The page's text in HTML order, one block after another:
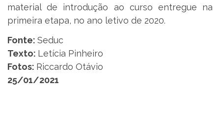
material de introdução ao curso entregue na
primeira etapa, no ano letivo de 2020.
Fonte: Seduc
Texto: Letícia Pinheiro
Fotos: Riccardo Otávio
25/01/2021